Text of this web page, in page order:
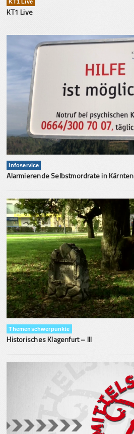
KT1 Live
KT1 Live
Infoservice
Alarmierende Selbstmordrate in Kärnten
Themenschwerpunkte
Historisches Klagenfurt – III